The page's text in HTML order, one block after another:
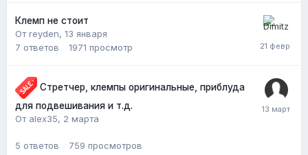
Клемп не стоит
От reyden, 13 января
7 ответов 1971 просмотр
Стретчер, клемпы оригинальные, приблуда
для подвешивания и т.д.
От alex35, 2 марта
5 ответов 759 просмотров